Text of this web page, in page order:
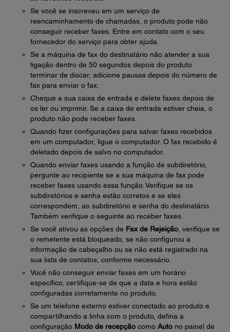
Se você se inscreveu em um serviço de
reencaminhamento de chamadas, o produto pode não
conseguir receber faxes. Entre em contato com o seu
fornecedor do serviço para obter ajuda.
Se a máquina de fax do destinatário não atender a sua
ligação dentro de 50 segundos depois do produto
terminar de discar, adicione pausas depois do número de
fax para enviar o fax.
Cheque a sua caixa de entrada e delete faxes depois de
os ler ou imprimir. Se a caixa de entrada estiver cheia, o
produto não pode receber faxes.
Quando fizer configurações para salvar faxes recebidos
em um computador, ligue o computador. O fax recebido é
deletado depois de salvo no computador.
Quando enviar faxes usando a função de subdiretório,
pergunte ao recipiente se a sua máquina de fax pode
receber faxes usando essa função. Verifique se os
subdiretórios e senha estão corretos e se eles
correspondem, ao subdiretório e senha do destinatário.
Também verifique o seguinte ao receber faxes.
Se você ativou as opções de Fax de Rejeição , verifique se
o remetente está bloqueado, se não configurou a
informação de cabeçalho ou se não está registrado na
sua lista de contatos, conforme necessário.
Você não conseguir enviar faxes em um horário
específico, certifique-se de que a data e hora estão
configuradas corretamente no produto.
Se um telefone externo estiver conectado ao produto e
compartilhando a linha com o produto, defina a
configuração Modo de recepção como Auto no painel de